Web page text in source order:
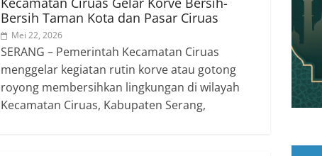
Bersih Taman Kota dan Pasar Ciruas
Mei 22, 2026
SERANG – Pemerintah Kecamatan Ciruas
menggelar kegiatan rutin korve atau gotong
royong membersihkan lingkungan di wilayah
Kecamatan Ciruas, Kabupaten Serang,